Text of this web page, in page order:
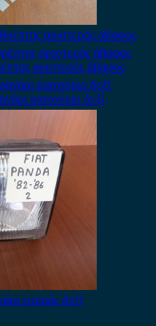
αριστερός άβαφος
αριστερός άβαφος
καινούριο δεξί
εμπρός δεξί